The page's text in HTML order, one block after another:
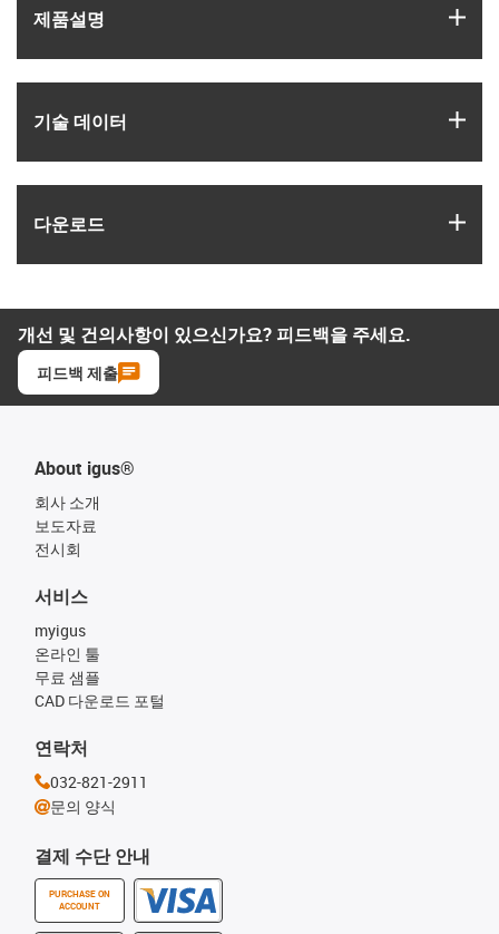
제품­설명
기술 데이터
다운로드
개선 및 건의사항이 있으신가요? 피드백을 주세요.
피드백 제출
About igus®
회사 소개
보도자료
전시회
결제 수단 안내
PURCHASE ON
ACCOUNT
서비스
myigus
온라인 툴
무료 샘플
CAD 다운로드 포털
연락처
032-821-2911
문의 양식